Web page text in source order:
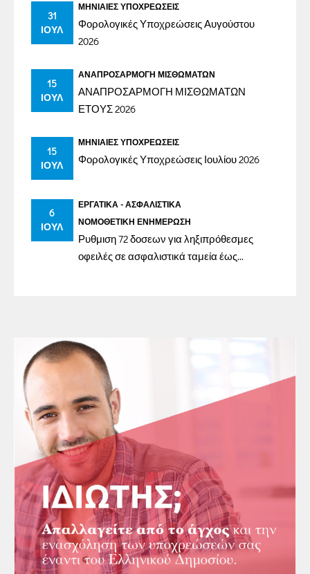
31
ΙΟΎΛ
ΜΗΝΙΑΊΕΣ ΥΠΟΧΡΕΏΣΕΙΣ
Φορολογικές Υποχρεώσεις Αυγούστου
2026
15
ΙΟΎΛ
ΑΝΑΠΡΟΣΑΡΜΟΓΉ ΜΙΣΘΩΜΆΤΩΝ
ΑΝΑΠΡΟΣΑΡΜΟΓΗ ΜΙΣΘΩΜΑΤΩΝ
ΕΤΟΥΣ 2026
15
ΙΟΎΛ
ΜΗΝΙΑΊΕΣ ΥΠΟΧΡΕΏΣΕΙΣ
Φορολογικές Υποχρεώσεις Ιουλίου 2026
6
ΙΟΎΛ
ΕΡΓΑΤΙΚΆ - ΑΣΦΑΛΙΣΤΙΚΆ
ΝΟΜΟΘΕΤΙΚΉ ΕΝΗΜΈΡΩΣΗ
Ρυθμιση 72 δοσεων για ληξιπρόθεσμες
οφειλές σε ασφαλιστικά ταμεία έως